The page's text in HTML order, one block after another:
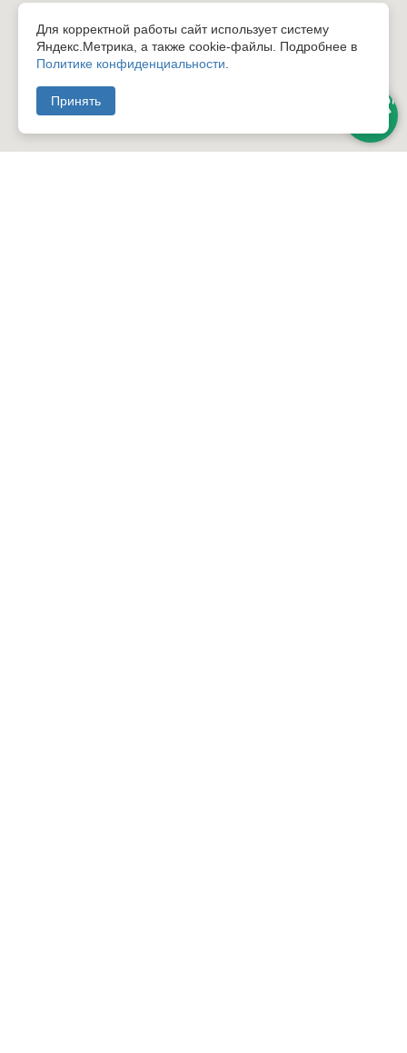
Для корректной работы сайт использует систему
Яндекс.Метрика, а также cookie-файлы. Подробнее в
Политике конфиденциальности
Принять